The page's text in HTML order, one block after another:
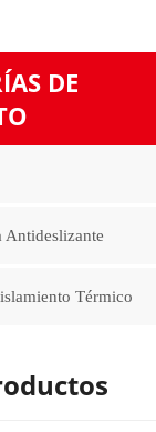
DE
Antideslizante
Térmico